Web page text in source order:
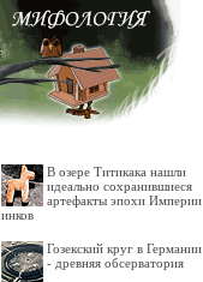
В озере Титикака нашли
идеально сохранившиеся
артефакты эпохи Империи
инков
Гозекский круг в Германии
- древняя обсерватория